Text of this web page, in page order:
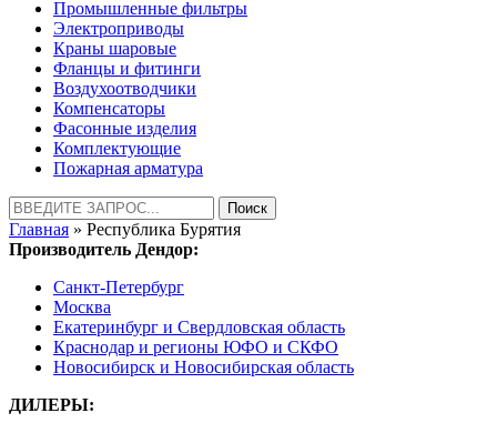
Промышленные фильтры
Электроприводы
Краны шаровые
Фланцы и фитинги
Воздухоотводчики
Компенсаторы
Фасонные изделия
Комплектующие
Пожарная арматура
Найти:
Главная » Республика Бурятия
Производитель Дендор:
Санкт-Петербург
Москва
Екатеринбург и Свердловская область
Краснодар и регионы ЮФО и СКФО
Новосибирск и Новосибирская область
ДИЛЕРЫ: